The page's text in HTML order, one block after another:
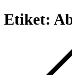
Etiket: